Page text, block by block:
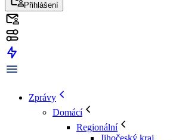
Přihlášení
Zprávy
Domácí
Regionální
Jihočeský kraj